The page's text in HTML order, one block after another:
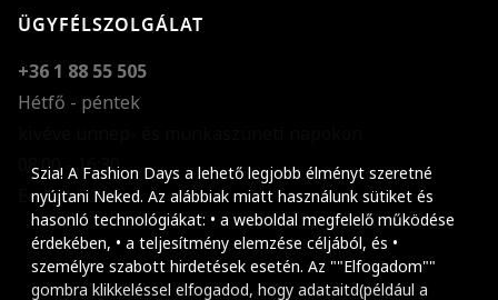
Szia! A Fashion Days a lehető legjobb élményt szeretné
nyújtani Neked. Az alábbiak miatt használunk sütiket és
hasonló technológiákat: • a weboldal megfelelő működése
érdekében, • a teljesítmény elemzése céljából, és •
személyre szabott hirdetések esetén. Az ""Elfogadom""
gombra klikkeléssel elfogadod, hogy adataitd(például a
ÜGYFÉLSZOLGÁLAT
+36 1 88 55 505
Hétfő - péntek
08:00 - 16:30
E-mail küldése
Szöveg méretének
Szóköz növelése
Szóköz csökkentése